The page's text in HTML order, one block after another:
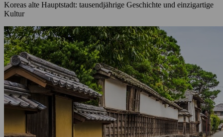
Koreas alte Hauptstadt: tausendjährige Geschichte und einzigartige
Kultur